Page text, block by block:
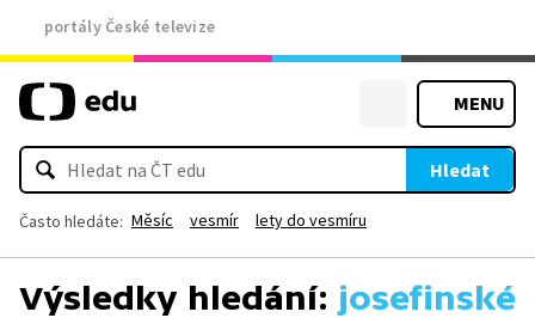
portály České televize
MENU
Hledat
Často hledáte: Měsíc vesmír lety do vesmíru
Výsledky hledání: josefinské